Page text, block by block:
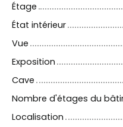
Étage
État intérieur
Vue
Exposition
Cave
Nombre d'étages du
Localisation